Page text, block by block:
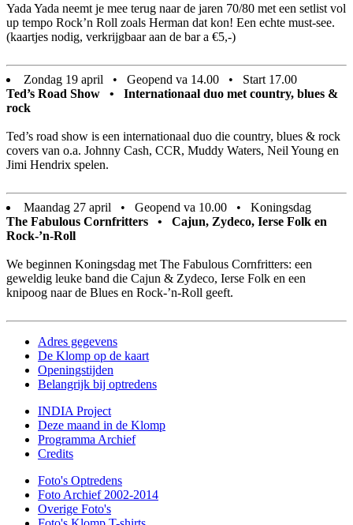
Yada Yada neemt je mee terug naar de jaren 70/80 met een setlist vol
up tempo Rock’n Roll zoals Herman dat kon! Een echte must-see.
(kaartjes nodig, verkrijgbaar aan de bar a €5,-)
Zondag 19 april • Geopend va 14.00 • Start 17.00
Ted’s Road Show • Internationaal duo met country, blues &
rock
Ted’s road show is een internationaal duo die country, blues & rock
covers van o.a. Johnny Cash, CCR, Muddy Waters, Neil Young en
Jimi Hendrix spelen.
Maandag 27 april • Geopend va 10.00 • Koningsdag
The Fabulous Cornfritters • Cajun, Zydeco, Ierse Folk en
Rock-’n-Roll
We beginnen Koningsdag met The Fabulous Cornfritters: een
geweldig leuke band die Cajun & Zydeco, Ierse Folk en een
knipoog naar de Blues en Rock-’n-Roll geeft.
Adres gegevens
De Klomp op de kaart
Openingstijden
Belangrijk bij optredens
INDIA Project
Deze maand in de Klomp
Programma Archief
Credits
Foto's Optredens
Foto Archief 2002-2014
Overige Foto's